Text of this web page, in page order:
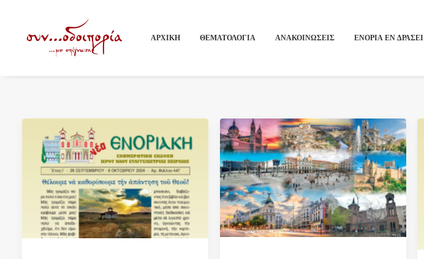
ΑΡΧΙΚΗ ΘΕΜΑΤΟΛΟΓΙΑ ΑΝΑΚΟΙΝΩΣΕΙΣ ΕΝΟΡΙΑ ΕΝ ΔΡΑΣΕΙ
Month: Σεπτέμβριος 2024